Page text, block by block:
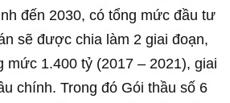
đến 2030, có tổng mức đầu tư
sẽ được chia làm 2 giai đoạn,
mức 1.400 tỷ (2017 – 2021), giai
chính. Trong đó Gói thầu số 6